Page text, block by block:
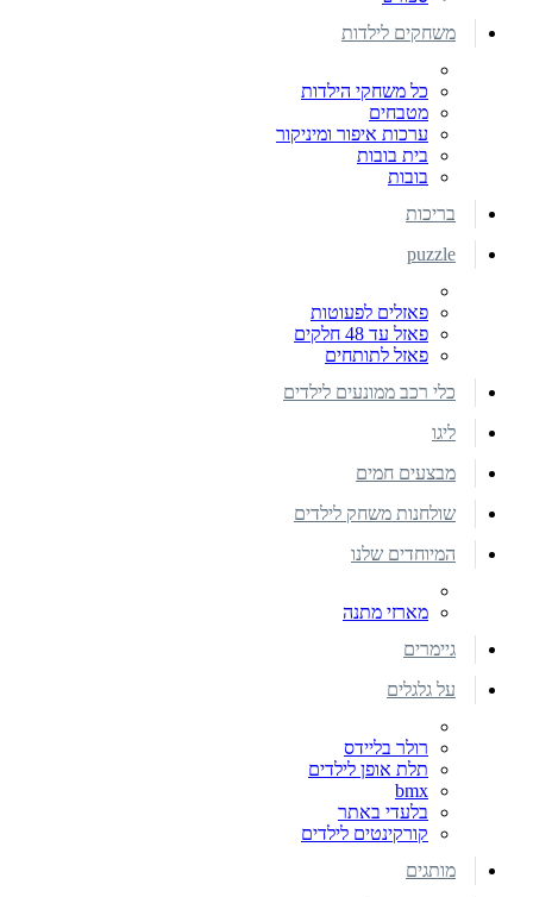
משחקים לילדות
כל משחקי הילדות
מטבחים
ערכות איפור ומיניקור
בית בובות
בובות
בריכות
puzzle
פאזלים לפעוטות
פאזל עד 48 חלקים
פאזל לתותחים
כלי רכב ממונעים לילדים
ליגו
מבצעים חמים
שולחנות משחק לילדים
המיוחדים שלנו
מארזי מתנה
גיימרים
על גלגלים
רולר בליידס
תלת אופן לילדים
bmx
בלעדי באתר
קורקינטים לילדים
מותגים